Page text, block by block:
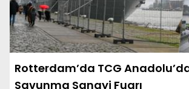
Rotterdam’da TCG
Savunma Sanayi Fuarı